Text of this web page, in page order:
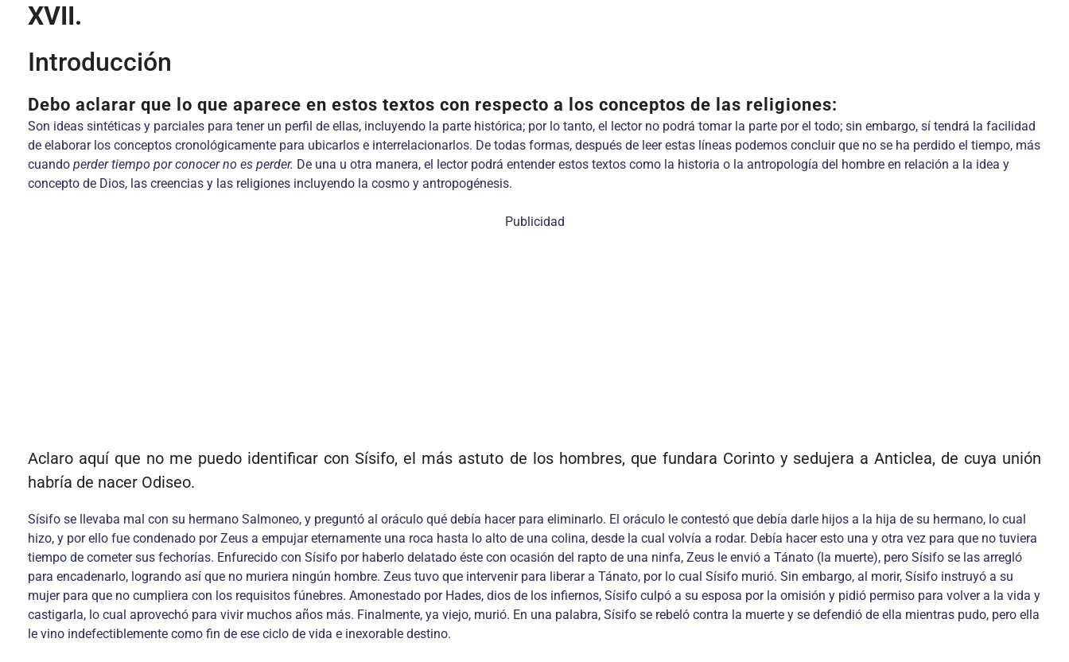
XVII.
Introducción
Debo aclarar que lo que aparece en estos textos con respecto a los conceptos de las religiones:
Son ideas sintéticas y parciales para tener un perfil de ellas, incluyendo la parte histórica; por lo tanto, el lector no podrá tomar la parte por el todo; sin embargo, sí tendrá la facilidad
de elaborar los conceptos cronológicamente para ubicarlos e interrelacionarlos. De todas formas, después de leer estas líneas podemos concluir que no se ha perdido el tiempo, más
cuando perder tiempo por conocer no es perder. De una u otra manera, el lector podrá entender estos textos como la historia o la antropología del hombre en relación a la idea y
concepto de Dios, las creencias y las religiones incluyendo la cosmo y antropogénesis.
Publicidad
Aclaro aquí que no me puedo identificar con Sísifo, el más astuto de los hombres, que fundara Corinto y sedujera a Anticlea, de cuya unión
habría de nacer Odiseo.
Sísifo se llevaba mal con su hermano Salmoneo, y preguntó al oráculo qué debía hacer para eliminarlo. El oráculo le contestó que debía darle hijos a la hija de su hermano, lo cual
hizo, y por ello fue condenado por Zeus a empujar eternamente una roca hasta lo alto de una colina, desde la cual volvía a rodar. Debía hacer esto una y otra vez para que no tuviera
tiempo de cometer sus fechorías. Enfurecido con Sísifo por haberlo delatado éste con ocasión del rapto de una ninfa, Zeus le envió a Tánato (la muerte), pero Sísifo se las arregló
para encadenarlo, logrando así que no muriera ningún hombre. Zeus tuvo que intervenir para liberar a Tánato, por lo cual Sísifo murió. Sin embargo, al morir, Sísifo instruyó a su
mujer para que no cumpliera con los requisitos fúnebres. Amonestado por Hades, dios de los infiernos, Sísifo culpó a su esposa por la omisión y pidió permiso para volver a la vida y
castigarla, lo cual aprovechó para vivir muchos años más. Finalmente, ya viejo, murió. En una palabra, Sísifo se rebeló contra la muerte y se defendió de ella mientras pudo, pero ella
le vino indefectiblemente como fin de ese ciclo de vida e inexorable destino.